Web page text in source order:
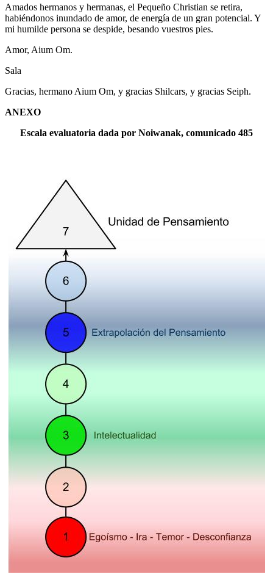
Amados hermanos y hermanas, el Pequeño Christian se retira,
habiéndonos inundado de amor, de energía de un gran potencial. Y
mi humilde persona se despide, besando vuestros pies.
Amor, Aium Om.
Sala
Gracias, hermano Aium Om, y gracias Shilcars, y gracias Seiph.
ANEXO
Escala evaluatoria dada por Noiwanak, comunicado 485